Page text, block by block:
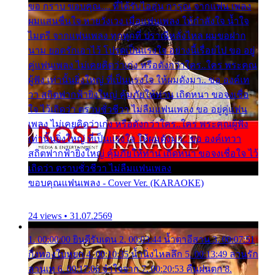
ขอ กราบ ขอบคุณ.... ที่ได้รับไออุ่น การุณ จากแฟน เพลง
ผมแสนชื่นใจ หายวังเวง เมื่อแฟนเพลง ให้กำลังใจ น้ำใจ
ไมตรี จากแฟนเพลง ทุกทุกที่ ปราณีหลั่งไหล ผมขอฝาก
นาม ยอดรักเอาไว้ โปรดเป็นแรงใจ อย่างนี้เรื่อยไป ขอ อยู่
คู่แฟนเพลง ไม่เคยคิดว่าเก่ง หรือดังกว่าใคร..ใคร พระคุณ
ผู้ฟัง เท่านั้นยิ่งใหญ่ ที่เป็นแรงใจ ให้ผมดังมา.. ขอ องค์เท
วา สถิตฟากฟ้ายิ่งใหญ่ คุ้มภัยให้ท่าน เถิดหนา ขอจงเชื่อ
ใจ ไว้เถิดว่า ตราบชั่วชีวา ไม่ลืมแฟนเพลง ขอ อยู่คู่แฟน
เพลง ไม่เคยคิดว่าเก่ง หรือดังกว่าใคร..ใคร พระคุณผู้ฟัง
เท่านั้นยิ่งใหญ่ ที่เป็นแรงใจ ให้ผมดังมา.. ขอ องค์เทวา
สถิตฟากฟ้ายิ่งใหญ่ คุ้มภัยให้ท่าน เถิดหนา ขอจงเชื่อใจ ไว้
เถิดว่า ตราบชั่วชีวา ไม่ลืมแฟนเพลง
ขอบคุณแฟนเพลง - Cover Ver. (KARAOKE)
24 views • 31.07.2569
1. 00:00:00 ยินดีรับเดน 2. 00:03:44 น้ำตาอีสาน 3. 00:07:51
กิ่งทองใบหยก 4. 00:10:35 น้ำนิ่งไหลลึก 5. 00:13:49 ลานรัก
ลานเท 6. 00:17:06 จำใจจาก 7. 00:20:53 คืนฝนตก 8.